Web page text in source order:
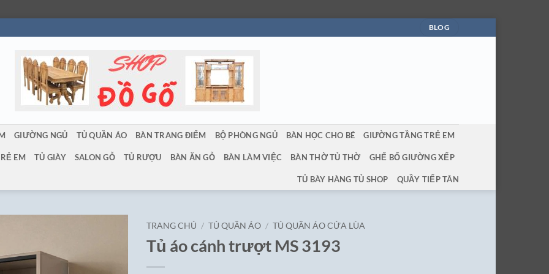
BLOG
GIƯỜNG NGỦ TỦ QUẦN ÁO BÀN TRANG ĐIỂM BỘ PHÒNG NGỦ BÀN HỌC CHO BÉ GIƯỜNG TẦNG TRẺ EM
EM TỦ GIÀY SALON GỖ TỦ RƯỢU BÀN ĂN GỖ BÀN LÀM VIỆC BÀN THỜ TỦ THỜ GHẾ BỐ GIƯỜNG XẾP
TỦ BÀY HÀNG TỦ SHOP QUẦY TIẾP TÂN
TRANG CHỦ / TỦ QUẦN ÁO / TỦ QUẦN ÁO CỬA LÙA
Tủ áo cánh trượt MS 3193